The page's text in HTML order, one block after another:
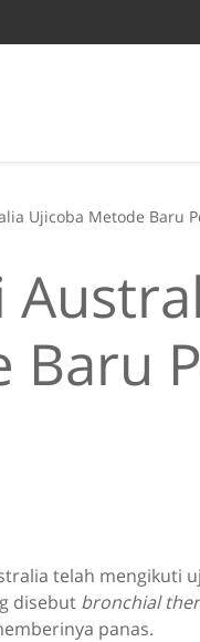
Ujicoba Metode Baru
Baru
telah
disebut bronchial
panas.